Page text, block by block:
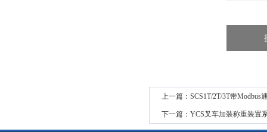
上一篇： SCS1T/2T/3T带Modbus
下一篇： YCS叉车加装称重装置